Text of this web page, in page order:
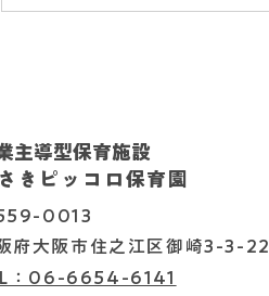
2026.08.04
主導型保育施設
きピッコロ保育園
0013
府大阪市住之江区御崎3-3-22
：06-6654-6141